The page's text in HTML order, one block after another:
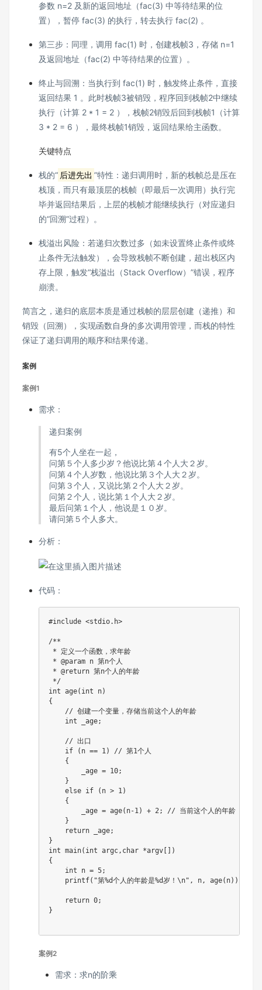
参数 n=2 及新的返回地址（fac(3) 中等待结果的位
置），暂停 fac(3) 的执行，转去执行 fac(2) 。
第三步：同理，调用 fac(1) 时，创建栈帧3，存储 n=1
及返回地址（fac(2) 中等待结果的位置）。
终止与回溯：当执行到 fac(1) 时，触发终止条件，直接
返回结果 1 。此时栈帧3被销毁，程序回到栈帧2中继续
执行（计算 2 * 1 = 2 ），栈帧2销毁后回到栈帧1（计算
3 * 2 = 6 ），最终栈帧1销毁，返回结果给主函数。
关键特点
栈的“ 后进先出 ”特性：递归调用时，新的栈帧总是压在
栈顶，而只有最顶层的栈帧（即最后一次调用）执行完
毕并返回结果后，上层的栈帧才能继续执行（对应递归
的“回溯”过程）。
栈溢出风险：若递归次数过多（如未设置终止条件或终
止条件无法触发），会导致栈帧不断创建，超出栈区内
存上限，触发“栈溢出（Stack Overflow）”错误，程序
崩溃。
简言之，递归的底层本质是通过栈帧的层层创建（递推）和
销毁（回溯），实现函数自身的多次调用管理，而栈的特性
保证了递归调用的顺序和结果传递。
案例
案例1
需求：
递归案例
有5个人坐在一起，
问第５个人多少岁？他说比第４个人大２岁。
问第４个人岁数，他说比第３个人大２岁。
问第３个人，又说比第２个人大２岁。
问第２个人，说比第１个人大２岁。
最后问第１个人，他说是１０岁。
请问第５个人多大。
分析：
代码：
#include <stdio.h>
/**
* 定义一个函数，求年龄
* @param n 第n个人
* @return 第n个人的年龄
*/
int age( int n)
{
// 创建一个变量，存储当前这个人的年龄
int _age;
// 出口
if
( n == 1 )
// 第1个人
{
        _age
= 10;
}
else if ( n > 1 )
{
        _age
= age( n-1 ) + 2 ;
// 当前这个人的年龄 = 上
}
return _age;
}
int main( int argc , char *argv [ ] )
{
int n = 5;
printf( "第%d个人的年龄是%d岁！\n" , n , age( n) )
return 0;
}
案例2
需求：求n的阶乘